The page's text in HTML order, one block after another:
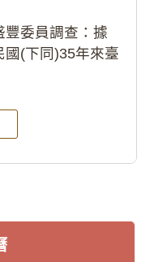
報告。(115教調
豐委員調查：據
國(下同)35年來臺
89年間函請其家屬